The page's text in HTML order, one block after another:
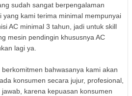
sudah sangat berpengalaman
yang kami terima minimal mempunyai
AC minimal 3 tahun, jadi untuk skill
mesin pendingin khususnya AC
lagi ya.
bahwasanya kami akan
konsumen secara jujur, profesional,
karena kepuasan konsumen